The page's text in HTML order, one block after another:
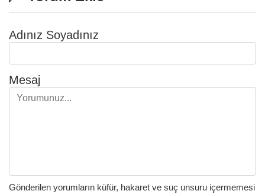
Adınız Soyadınız
Mesaj
Gönderilen yorumların küfür, hakaret ve suç unsuru içermemesi